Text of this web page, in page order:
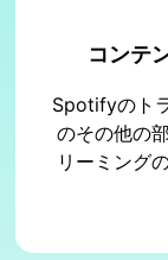
コンテ
Spotifyのト
のその他の
リーミング